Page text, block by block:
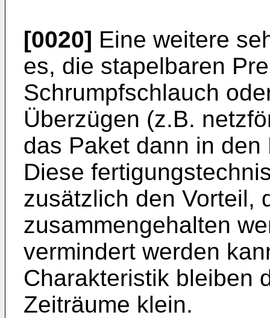
[0020] Eine weitere
es, die stapelbaren
Schrumpfschlauch
Überzügen (z.B.
das Paket dann in
Diese
zusätzlich den Vorteil,
zusammengehalten
vermindert werden
Charakteristik bleiben
Zeiträume klein.